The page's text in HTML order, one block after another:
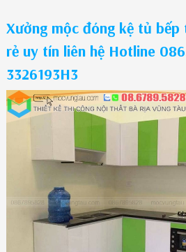
Xưởng mộc đóng kệ tủ
rẻ uy tín liên hệ Hotline
3326193H3